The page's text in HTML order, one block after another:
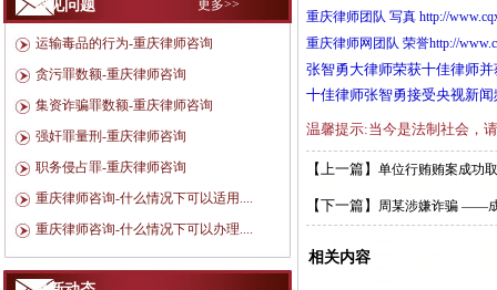
常见问题 更多>>
运输毒品的行为-重庆律师咨询
贪污罪数额-重庆律师咨询
集资诈骗罪数额-重庆律师咨询
强奸罪量刑-重庆律师咨询
职务侵占罪-重庆律师咨询
重庆律师咨询-什么情况下可以适用....
重庆律师咨询-什么情况下可以办理....
重庆律师团队 写真 http://
重庆律师网团队 荣誉http://
张智勇大律师荣获十佳律师
十佳律师张智勇接受央视新
温馨提示:当今是法制社会，
【上一篇】 单位行贿贿案成功
【下一篇】 周某涉嫌诈骗 ——
相关内容